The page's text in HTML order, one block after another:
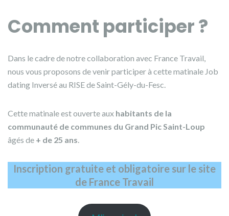
Comment participer ?
Dans le cadre de notre collaboration avec France Travail,
nous vous proposons de venir participer à cette matinale Job
dating Inversé au RISE de Saint-Gély-du-Fesc.
Cette matinale est ouverte aux habitants de la
communauté de communes du Grand Pic Saint-Loup
âgés de + de 25 ans.
Inscription gratuite et obligatoire sur le site
de France Travail